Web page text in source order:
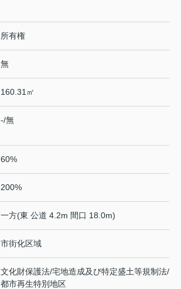
所有権
無
160.31㎡
-/無
60%
200%
一方(東 公道 4.2m 間口 18.0m)
市街化区域
文化財保護法/宅地造成及び特定盛土等規制法/
都市再生特別地区